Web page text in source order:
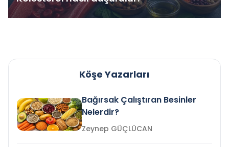
Köşe Yazarları
Bağırsak Çalıştıran Besinler
Nelerdir?
Zeynep GÜÇLÜCAN